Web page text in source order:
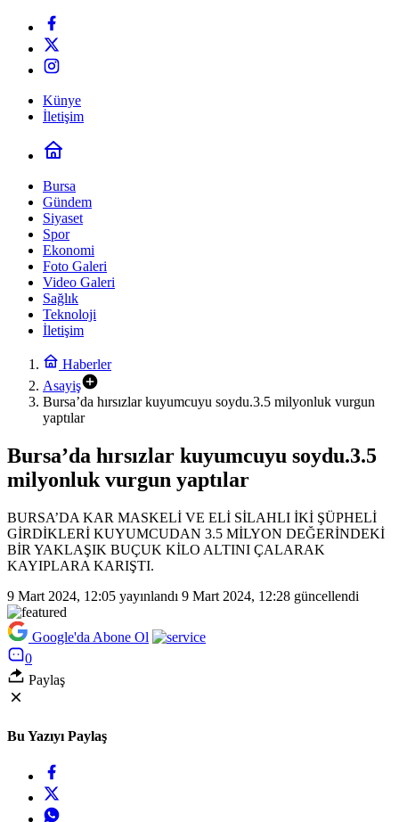
Künye
İletişim
Bursa
Gündem
Siyaset
Spor
Ekonomi
Foto Galeri
Video Galeri
Sağlık
Teknoloji
İletişim
Haberler
Asayiş
Bursa’da hırsızlar kuyumcuyu soydu.3.5 milyonluk vurgun
yaptılar
Bursa’da hırsızlar kuyumcuyu soydu.3.5
milyonluk vurgun yaptılar
BURSA’DA KAR MASKELİ VE ELİ SİLAHLI İKİ ŞÜPHELİ
GİRDİKLERİ KUYUMCUDAN 3.5 MİLYON DEĞERİNDEKİ
BİR YAKLAŞIK BUÇUK KİLO ALTINI ÇALARAK
KAYIPLARA KARIŞTI.
9 Mart 2024, 12:05 yayınlandı 9 Mart 2024, 12:28 güncellendi
Google'da Abone Ol
0
Paylaş
Bu Yazıyı Paylaş